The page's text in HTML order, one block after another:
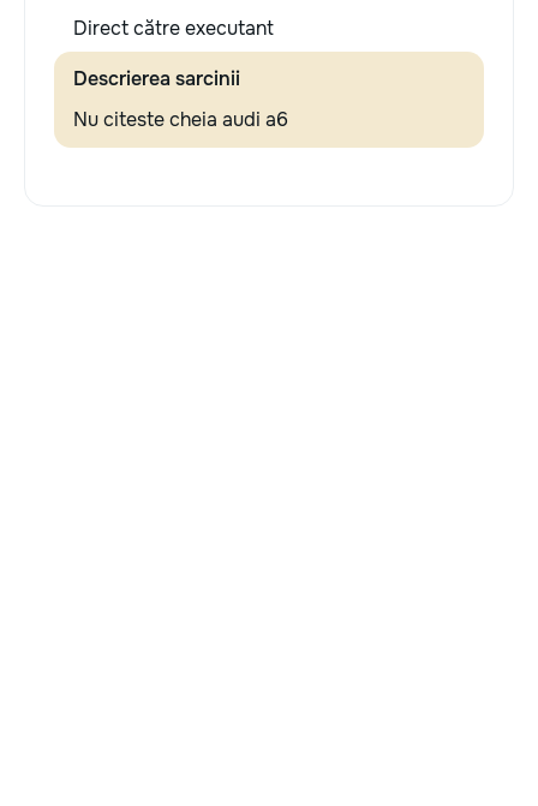
Direct către executant
Descrierea sarcinii
Nu citeste cheia audi a6